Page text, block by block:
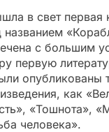
в свет первая
названием
с большим
первую
опубликованы
как
«Тошнота»,
человека».